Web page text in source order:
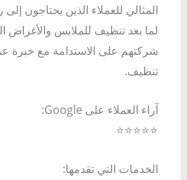
المثالي للعملاء الذين يحتاجون إلى
لما بعد تنظيف للملابس والأغراض
شركتهم على الاستدامة مع خبرة
تنظيف.
آراء العملاء على Google:
⭐⭐⭐⭐⭐
الخدمات التي تقدمها: